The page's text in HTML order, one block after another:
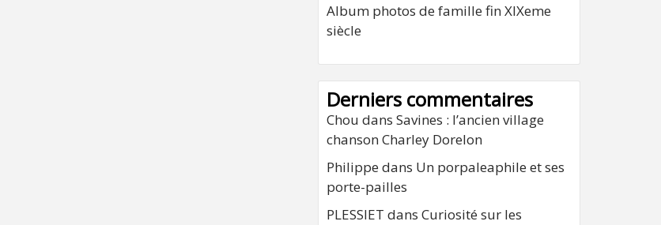
Album photos de famille fin XIXeme
siècle
Derniers commentaires
Chou dans Savines : l’ancien village
chanson Charley Dorelon
Philippe dans Un porpaleaphile et ses
porte-pailles
PLESSIET dans Curiosité sur les